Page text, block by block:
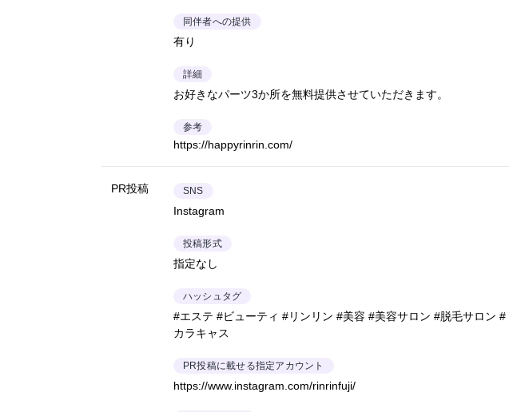
同伴者への提供
有り
詳細
お好きなパーツ3か所を無料提供させていただきます。
参考
https://happyrinrin.com/
PR投稿 SNS
Instagram
投稿形式
指定なし
ハッシュタグ
#エステ #ビューティ #リンリン #美容 #美容サロン #脱毛サロン #
カラキャス
PR投稿に載せる指定アカウント
https://www.instagram.com/rinrinfuji/